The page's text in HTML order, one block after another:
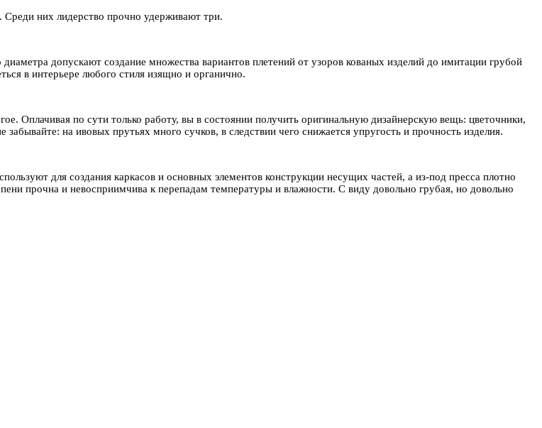
Среди них лидерство прочно удерживают три.
допускают создание множества вариантов плетений от узоров кованых изделий до имитации грубой
в интерьере любого стиля изящно и органично.
Оплачивая по сути только работу, вы в состоянии получить оригинальную дизайнерскую вещь: цветочники,
на ивовых прутьях много сучков, в следствии чего снижается упругость и прочность изделия.
для создания каркасов и основных элементов конструкции несущих частей, а из-под пресса плотно
прочна и невосприимчива к перепадам температуры и влажности. С виду довольно грубая, но довольно